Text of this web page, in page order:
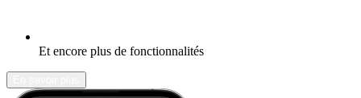
Et encore plus de fonctionnalités